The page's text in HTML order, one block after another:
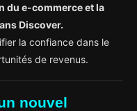
du e-commerce et la
Discover.
la confiance dans le
de revenus.
nouvel